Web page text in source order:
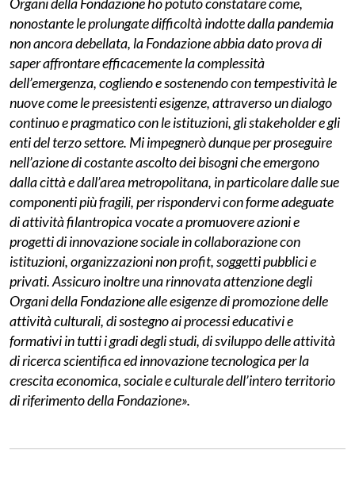
nonostante le prolungate difficoltà indotte dalla pandemia
non ancora debellata, la Fondazione abbia dato prova di
saper affrontare efficacemente la complessità
dell’emergenza, cogliendo e sostenendo con tempestività le
nuove come le preesistenti esigenze, attraverso un dialogo
continuo e pragmatico con le istituzioni, gli stakeholder e gli
enti del terzo settore. Mi impegnerò dunque per proseguire
nell’azione di costante ascolto dei bisogni che emergono
dalla città e dall’area metropolitana, in particolare dalle sue
componenti più fragili, per rispondervi con forme adeguate
di attività filantropica vocate a promuovere azioni e
progetti di innovazione sociale in collaborazione con
istituzioni, organizzazioni non profit, soggetti pubblici e
privati. Assicuro inoltre una rinnovata attenzione degli
Organi della Fondazione alle esigenze di promozione delle
attività culturali, di sostegno ai processi educativi e
formativi in tutti i gradi degli studi, di sviluppo delle attività
di ricerca scientifica ed innovazione tecnologica per la
crescita economica, sociale e culturale dell’intero territorio
di riferimento della Fondazione».